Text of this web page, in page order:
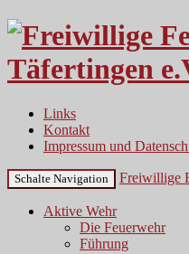
Links
Kontakt
Impressum und
Schalte Navigation Freiwillige
Aktive Wehr
Die Feuerwehr
Führung